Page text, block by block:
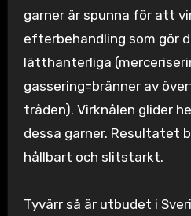
garner är spunna för att
efterbehandling som gör
lätthanterliga
gassering=bränner av
tråden). Virknålen glider
dessa garner. Resultatet
hållbart och slitstarkt.
Tyvärr så är utbudet i